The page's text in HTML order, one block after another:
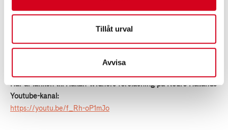
Tillåt urval
Avvisa
Neuro Halland riktar ett stort tack till samtliga som medverkade,
inklusive publiken, vid Hjärnan i centrum 4/10!
Här är länken till Håkan Widners föreläsning på Neuro Hallands
Youtube-kanal:
https://youtu.be/f_Rh-oP1mJo